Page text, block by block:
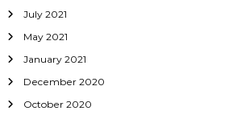
July 2021
May 2021
January 2021
December 2020
October 2020